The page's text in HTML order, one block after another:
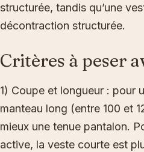
structurée, tandis qu’une
décontraction structurée.
Critères à peser
1) Coupe et longueur : pour
manteau long (entre 100 et
mieux une tenue pantalon.
active, la veste courte est